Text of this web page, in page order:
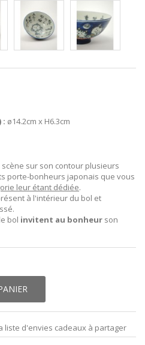
: ø14.2cm x H6.3cm
scène sur son contour plusieurs
porte-bonheurs japonais que vous
leur étant dédiée.
à l'intérieur du bol et
bol invitent au bonheur son
liste d'envies cadeaux à partager